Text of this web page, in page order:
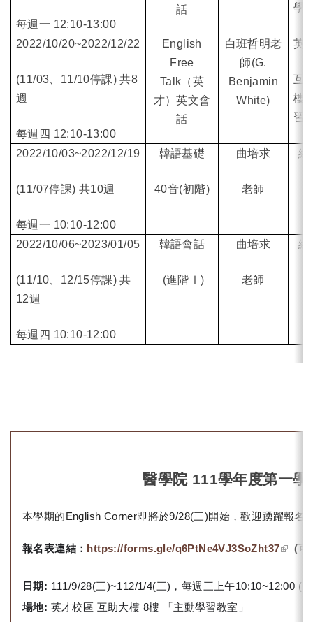
每週一 12:10-13:00
話
學
2022/10/20~2022/12/22
(11/03 、11/10停課) 共8
週
每週四 12:10-13:00
English
Free
Talk （英
才）英文會
話
白班哲明老
師(G.
Benjamin
White)
英
互
樓
習
2022/10/03~2022/12/19
(11/07停課) 共10週
每週一 10:10-12:00
韓語基礎
40音(初階)
曲培求
老師
線
2022/10/06~2023/01/05
(11/10、12/15停課) 共
12週
每週四 10:10-12:00
韓語會話
(進階Ⅰ)
曲培求
老師
線
醫學院 111學年度第一
本學期的English Corner即將於9/28(三)開始，歡迎踴躍報名
報名表連結： https://forms.gle/q6PtNe4VJ3SoZht37(link
(可
日期: 111/9/28(三)~112/1/4(三)， 每週三上午10:10~12:00
場地: 英才校區 互助大樓 8樓 「主動學習教室」